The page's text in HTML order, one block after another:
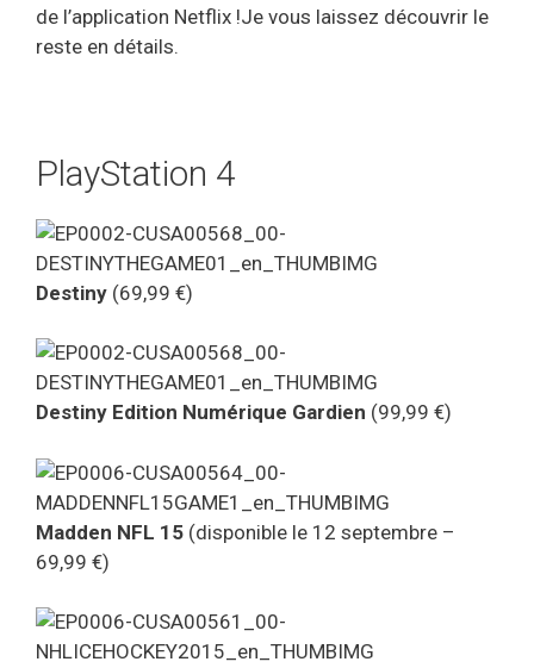
de l’application Netflix !Je vous laissez découvrir le
reste en détails.
PlayStation 4
Destiny (69,99 €)
Destiny Edition Numérique Gardien (99,99 €)
Madden NFL 15 (disponible le 12 septembre –
69,99 €)